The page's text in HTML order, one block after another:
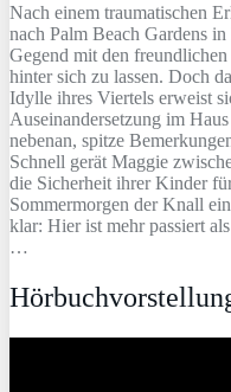
Nach einem traumatischen
nach Palm Beach Gardens
Gegend mit den
hinter sich zu lassen. Doch
Idylle ihres Viertels erweist
Auseinandersetzung im
nebenan, spitze
Schnell gerät Maggie
die Sicherheit ihrer Kinder
Sommermorgen der Knall
klar: Hier ist mehr passiert
…